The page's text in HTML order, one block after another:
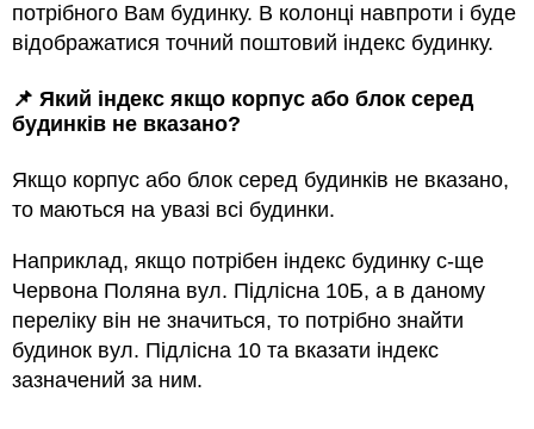
потрібного Вам будинку. В колонці навпроти і буде
відображатися точний поштовий індекс будинку.
📌 Який індекс якщо корпус або блок серед
будинкiв не вказано?
Якщо корпус або блок серед будинкiв не вказано,
то маються на увазi всi будинки.
Наприклад, якщо потрiбен індекс будинку с-ще
Червона Поляна вул. Підлісна 10Б, а в даному
переліку він не значиться, то потрібно знайти
будинок вул. Підлісна 10 та вказати індекс
зазначений за ним.